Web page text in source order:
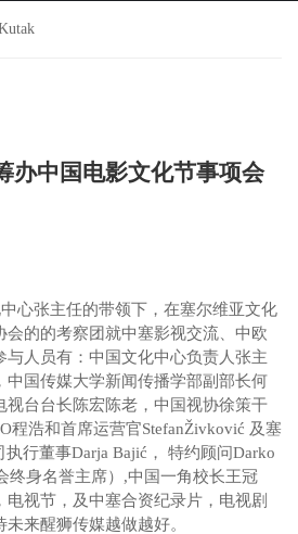
办中国电影文化节事项会
心张主任的带领下，在塞尔维亚文化
会的的考察团就中塞影视交流、中欧
与人员有：中国文化中心负责人张主
中国传媒大学新闻传播学部副部长何
视台台长陈宏陈老，中国视协徐策干
程浩和首席运营官StefanŽivković 及塞
行董事Darja Bajić， 特约顾问Darko
终身名誉主席）,中国一角校长王冠
视节，及中塞合资纪录片，电视剧
来醒狮传媒越做越好。